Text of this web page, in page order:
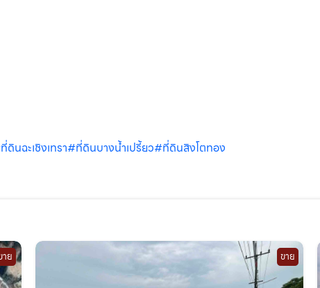
ดินฉะเชิงเทรา#ที่ดินบางน้ำเปรี้ยว#ที่ดินสิงโตทอง
าย ขาย